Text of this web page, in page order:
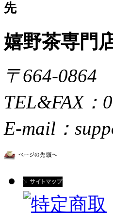
嬉野茶専門
〒664-0864
TEL&FAX：
E-mail：